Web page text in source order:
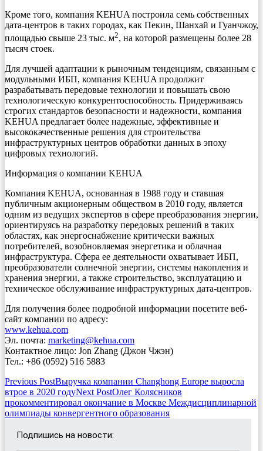
Кроме того, компания KEHUA построила семь собственных
дата-центров в таких городах, как Пекин, Шанхай и Гуанчжоу,
площадью свыше 23 тыс. м2, на которой размещены более 28
тысяч стоек.
Для лучшей адаптации к рыночным тенденциям, связанным с
модульными ИБП, компания KEHUA продолжит
разрабатывать передовые технологии и повышать свою
технологическую конкурентоспособность. Придерживаясь
строгих стандартов безопасности и надежности, компания
KEHUA предлагает более надежные, эффективные и
высококачественные решения для строительства
инфраструктурных центров обработки данных в эпоху
цифровых технологий.
Информация о компании KEHUA
Компания KEHUA, основанная в 1988 году и ставшая
публичным акционерным обществом в 2010 году, является
одним из ведущих экспертов в сфере преобразования энергии,
ориентируясь на разработку передовых решений в таких
областях, как энергоснабжение критически важных
потребителей, возобновляемая энергетика и облачная
инфраструктура. Сфера ее деятельности охватывает ИБП,
преобразователи солнечной энергии, системы накопления и
хранения энергии, а также строительство, эксплуатацию и
техническое обслуживание инфраструктурных дата-центров.
Для получения более подробной информации посетите веб-
сайт компании по адресу:
www.kehua.com
Эл. почта: marketing@kehua.com
Контактное лицо: Jon Zhang (Джон Чжэн)
Тел.: +86 (0592) 516 5883
Post
navigation
Previous PostВыручка компании Changhong Europe выросла
втрое в 2020 годуNext PostОлег Колясников
прокомментировал окончание в Москве Междисциплинарной
олимпиады конвергентного образования
Подпишись на новости: